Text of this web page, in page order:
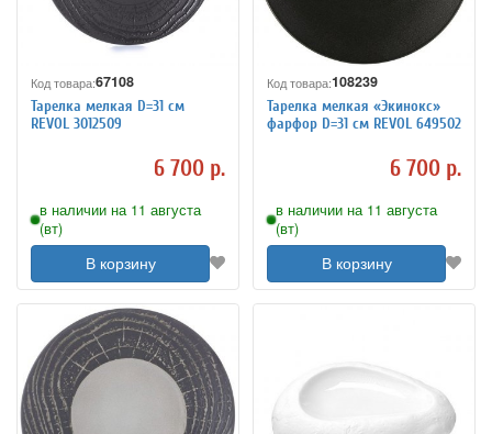
Код товара:67108
Тарелка мелкая D=31 см
REVOL 3012509
6 700 р.
в наличии на 11 августа
(вт)
В корзину
Код товара:108239
Тарелка мелкая «Экинокс»
фарфор D=31 см REVOL 649502
6 700 р.
в наличии на 11 августа
(вт)
В корзину